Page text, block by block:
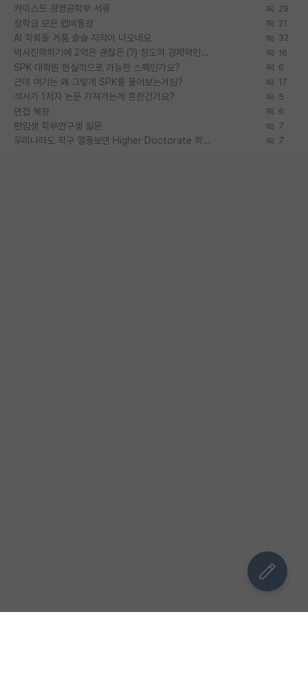
카이스트 경영공학부 서류 29
장학금 모은 랩비통장 21
AI 학회들 거품 슬슬 지적이 나오네요 32
박사진학하기에 2억은 괜찮은 (?) 정도의 경제력인가요 16
SPK 대학원 현실적으로 가능한 스펙인가요? 6
근데 여기는 왜 그렇게 SPK를 물어보는거임? 17
석사가 1저자 논문 가져가는게 흔한건가요? 5
면접 복장 6
편입생 학부연구생 질문 7
우리나라도 학구 열풍보면 Higher Doctorate 학위가 필요하다고 봅니다. 7